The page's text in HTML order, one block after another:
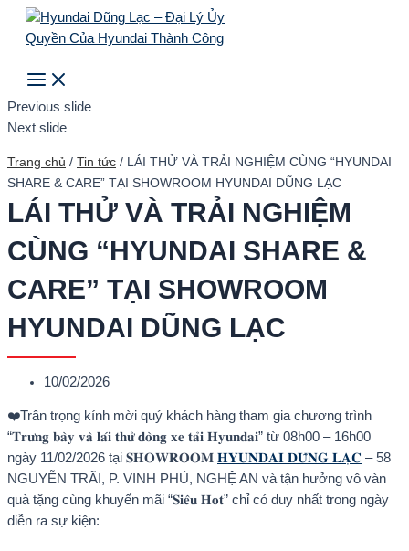
SkipMain
Menu
Previous slide
Next slide
Trang chủ / Tin tức / LÁI THỬ VÀ TRẢI NGHIỆM CÙNG “HYUNDAI
SHARE & CARE” TẠI SHOWROOM HYUNDAI DŨNG LẠC
LÁI THỬ VÀ TRẢI NGHIỆM
CÙNG “HYUNDAI SHARE &
CARE” TẠI SHOWROOM
HYUNDAI DŨNG LẠC
10/02/2026
❤️Trân trọng kính mời quý khách hàng tham gia chương trình
“𝐓𝐫𝐮̛𝐧𝐠 𝐛𝐚̀𝐲 𝐯𝐚̀ 𝐥𝐚́𝐢 𝐭𝐡𝐮̛̉ 𝐝𝐨̀𝐧𝐠 𝐱𝐞 𝐭𝐚̉𝐢 𝐇𝐲𝐮𝐧𝐝𝐚𝐢” từ 08h00 – 16h00
ngày 11/02/2026 tại 𝐒𝐇𝐎𝐖𝐑𝐎𝐎𝐌 𝐇𝐘𝐔𝐍𝐃𝐀𝐈 𝐃𝐔̃𝐍𝐆 𝐋𝐀̣𝐂 – 58
NGUYỄN TRÃI, P. VINH PHÚ, NGHỆ AN và tận hưởng vô vàn
quà tặng cùng khuyến mãi “𝐒𝐢𝐞̂𝐮 𝐇𝐨𝐭” chỉ có duy nhất trong ngày
diễn ra sự kiện: